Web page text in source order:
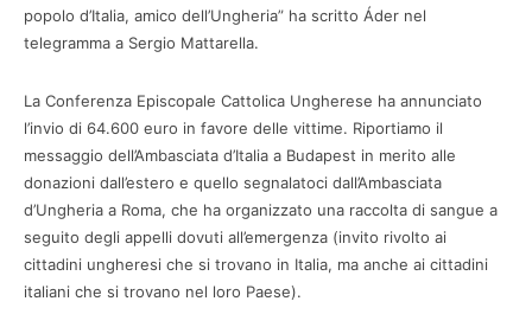
popolo d’Italia, amico dell’Ungheria” ha scritto Áder nel
telegramma a Sergio Mattarella.
La Conferenza Episcopale Cattolica Ungherese ha annunciato
l’invio di 64.600 euro in favore delle vittime. Riportiamo il
messaggio dell’Ambasciata d’Italia a Budapest in merito alle
donazioni dall’estero e quello segnalatoci dall’Ambasciata
d’Ungheria a Roma, che ha organizzato una raccolta di sangue a
seguito degli appelli dovuti all’emergenza (invito rivolto ai
cittadini ungheresi che si trovano in Italia, ma anche ai cittadini
italiani che si trovano nel loro Paese).